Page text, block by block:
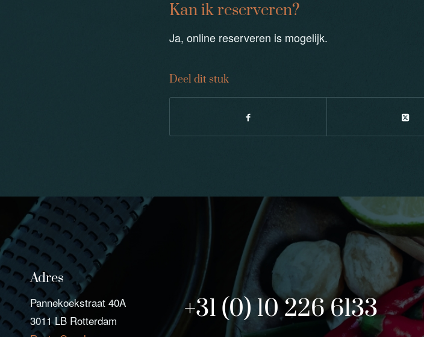
Kan ik reserveren?
Ja, online reserveren is mogelijk.
Deel dit stuk
Adres
Pannekoekstraat 40A
3011 LB Rotterdam
+31 (0) 10 226 6133